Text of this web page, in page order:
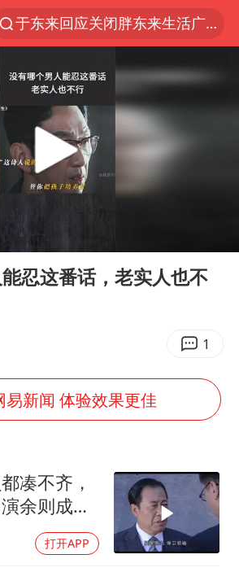
杭州机场已取消航班388架次
白海豚将给京津冀带来大暴雨
《披荆斩棘2026》阵容官宣
2025年小学教师减少13.19万
王艺迪2-4不敌张本美和止步4强
《龙餐馆》 冲奖
挡“张雪机车”民进党当局怕什么
萌娃帮爷爷脱玉米 卖力干活超可爱
忍这番话，老实人也不
1
易新闻 体验效果更佳
凑不齐，
余则成，
打开APP